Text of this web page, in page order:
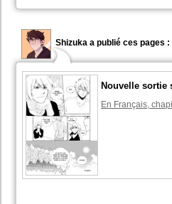
Shizuka a publié ces pages :
Nouvelle sortie
En Français,